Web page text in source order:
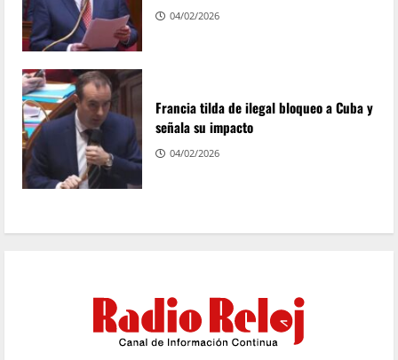
04/02/2026
Francia tilda de ilegal bloqueo a Cuba y
señala su impacto
04/02/2026